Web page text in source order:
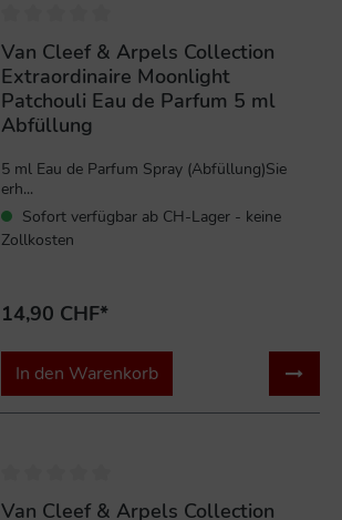
Van Cleef & Arpels Collection
Extraordinaire Moonlight
Patchouli Eau de Parfum 5 ml
Abfüllung
5 ml Eau de Parfum Spray (Abfüllung)Sie
erh...
Sofort verfügbar ab CH-Lager - keine
Zollkosten
14,90 CHF*
In den Warenkorb
Van Cleef & Arpels Collection